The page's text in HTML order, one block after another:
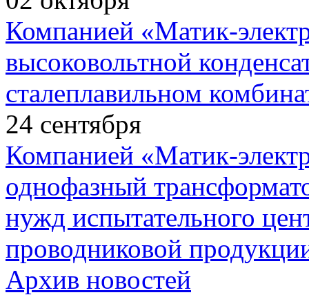
Компанией «Матик-
высоковольтной
сталеплавильном
24 сентября
Компанией «Матик-
однофазный
нужд испытательного
проводниковой
Архив новостей